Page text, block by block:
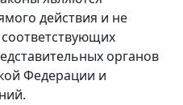
действия и не
органов
Федерации и